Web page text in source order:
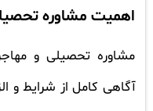
اهمیت مشاوره
مشاوره تحصیلی و
آگاهی کامل از شرایط و